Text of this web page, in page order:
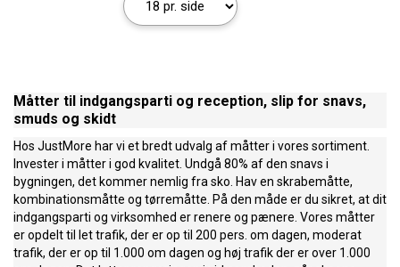
Måtter til indgangsparti og reception, slip for snavs,
smuds og skidt
Hos JustMore har vi et bredt udvalg af måtter i vores sortiment.
Invester i måtter i god kvalitet. Undgå 80% af den snavs i
bygningen, det kommer nemlig fra sko. Hav en skrabemåtte,
kombinationsmåtte og tørremåtte. På den måde er du sikret, at dit
indgangsparti og virksomhed er renere og pænere. Vores måtter
er opdelt til let trafik, der er op til 200 pers. om dagen, moderat
trafik, der er op til 1.000 om dagen og høj trafik der er over 1.000